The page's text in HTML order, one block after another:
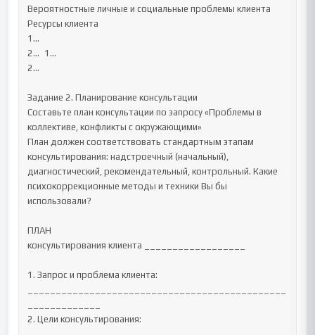
Вероятностные личные и социальные проблемы клиента
Ресурсы клиента
1…
2…	1…
2…
Задание 2. Планирование консультации
Составьте план консультации по запросу «Проблемы в
коллективе, конфликты с окружающими»
План должен соответствовать стандартным этапам
консультирования: надстроечный (начальный),
диагностический, рекомендательный, контрольный. Какие
психокоррекционные методы и техники Вы бы
использовали?
ПЛАН
консультирования клиента __________________
1. Запрос и проблема клиента:
2. Цели консультирования: